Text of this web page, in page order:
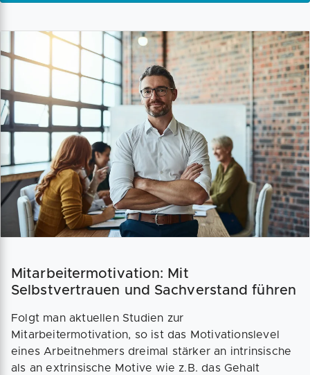
Mitarbeitermotivation: Mit
Selbstvertrauen und Sachverstand führen
Folgt man aktuellen Studien zur
Mitarbeitermotivation, so ist das Motivationslevel
eines Arbeitnehmers dreimal stärker an intrinsische
als an extrinsische Motive wie z.B. das Gehalt